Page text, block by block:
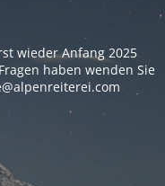
wieder Anfang 2025
haben wenden Sie